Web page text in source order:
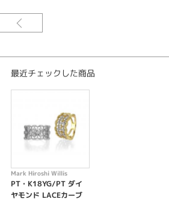
最近チェックした商品
Mark Hiroshi Willis
PT・K18YG/PT ダイ
ヤモンド LACEカーブ